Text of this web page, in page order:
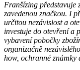
Franšízing představuje
zavedenou značkou. I
určitou nezávislost a
investuje do otevření a
vybavení pobočky
organizačně
how, ochranné známky